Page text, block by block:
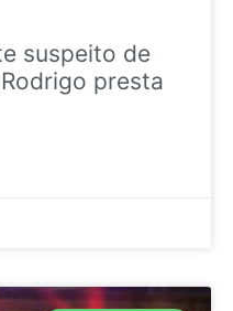
suspeito de
presta